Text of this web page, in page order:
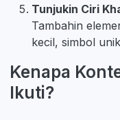
Tunjukin Ciri
Tambahin
kecil, simbol
Kenapa
Ikuti?